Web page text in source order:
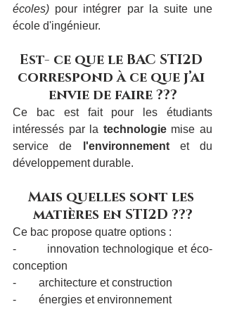
écoles) pour intégrer par la suite une
école d'ingénieur.
Est- ce que le BAC STI2D
correspond à ce que j’ai
envie de faire ???
Ce bac est fait pour les étudiants
intéressés par la technologie mise au
service de
l'environnement et du
développement durable.
Mais quelles sont les
matières en STI2D ???
Ce bac propose quatre options :
-        innovation technologique et éco-
conception
-        architecture et construction
-        énergies et environnement